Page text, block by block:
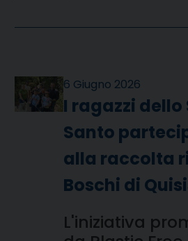
6 Giugno 2026
I ragazzi dello
Santo
alla raccolta
Boschi di
L'iniziativa